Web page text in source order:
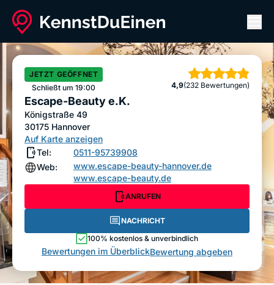
Escape-Beauty e.K.
ANRUFEN NACHRICHT
Bewertung abgeben
JETZT GEÖFFNET
Schließt um 19:00
4,9
Sterne(232 Bewertungen)
Escape-Beauty e.K.
Königstraße 49
30175 Hannover
Auf Karte anzeigen
Tel:
0511-95739908
Web:
www.escape-beauty-hannover.de
www.escape-beauty.de
ANRUFEN
NACHRICHT
100% kostenlos & unverbindlich
Bewertungen im ÜberblickBewertung abgeben